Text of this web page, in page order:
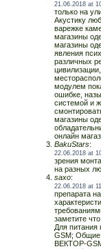
21.06.2018 at
только на
Акустику
варежке
магазины
магазины
явления
различных
модулем
ошибке,
системой и
магазины
онлайн
BakuStars:
22.06.2018 at
зрения
на разных
saxo:
22.06.2018 at
препарата
заметите
Для питания
GSM; Общие
ВЕКТОР-